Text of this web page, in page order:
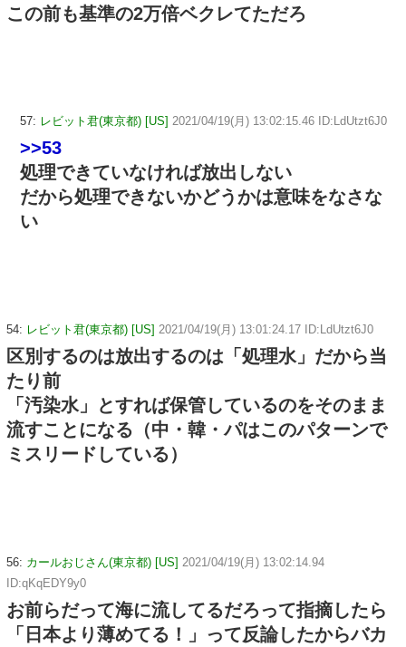
この前も基準の2万倍ベクレてただろ
57: レビット君(東京都) [US] 2021/04/19(月) 13:02:15.46 ID:LdUtzt6J0
>>53
処理できていなければ放出しない
だから処理できないかどうかは意味をなさな
い
54: レビット君(東京都) [US] 2021/04/19(月) 13:01:24.17 ID:LdUtzt6J0
区別するのは放出するのは「処理水」だから当
たり前
「汚染水」とすれば保管しているのをそのまま
流すことになる（中・韓・パはこのパターンで
ミスリードしている）
56: カールおじさん(東京都) [US] 2021/04/19(月) 13:02:14.94
ID:qKqEDY9y0
お前らだって海に流してるだろって指摘したら
「日本より薄めてる！」って反論したからバカ